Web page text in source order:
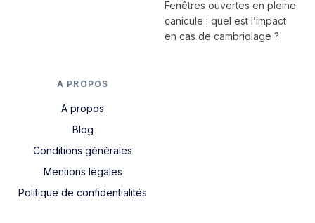
Fenêtres ouvertes en pleine
canicule : quel est l’impact
en cas de cambriolage ?
A PROPOS
A propos
Blog
Conditions générales
Mentions légales
Politique de confidentialités